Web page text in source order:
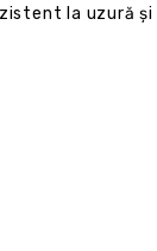
la uzură